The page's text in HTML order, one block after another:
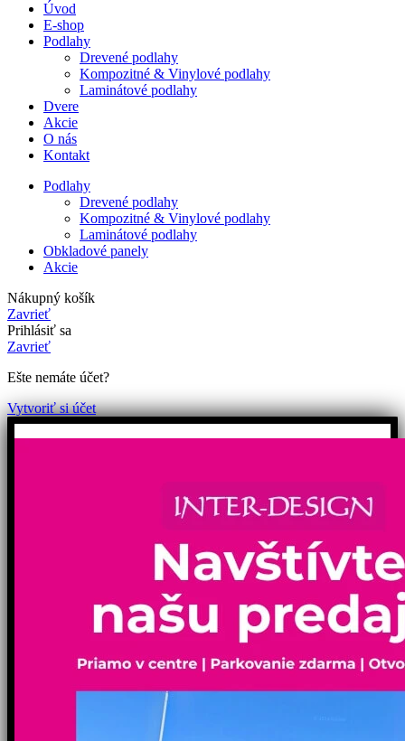
Úvod
E-shop
Podlahy
Drevené podlahy
Kompozitné & Vinylové podlahy
Laminátové podlahy
Dvere
Akcie
O nás
Kontakt
Podlahy
Drevené podlahy
Kompozitné & Vinylové podlahy
Laminátové podlahy
Obkladové panely
Akcie
Nákupný košík
Zavrieť
Prihlásiť sa
Zavrieť
Ešte nemáte účet?
Vytvoriť si účet